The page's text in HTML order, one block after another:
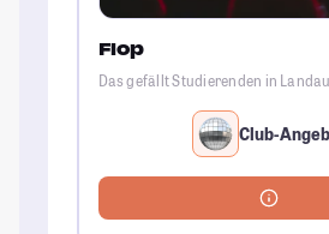
Flop
Das gefällt Studierenden in
Club-